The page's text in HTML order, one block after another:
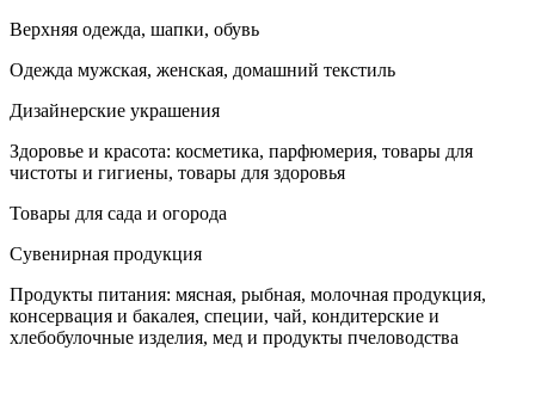
Верхняя одежда, шапки, обувь
Одежда мужская, женская, домашний текстиль
Дизайнерские украшения
Здоровье и красота: косметика, парфюмерия, товары для
чистоты и гигиены, товары для здоровья
Товары для сада и огорода
Сувенирная продукция
Продукты питания: мясная, рыбная, молочная продукция,
консервация и бакалея, специи, чай, кондитерские и
хлебобулочные изделия, мед и продукты пчеловодства